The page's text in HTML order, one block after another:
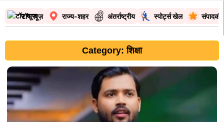
टॉप न्यूज़ राज्य-शहर अंतर्राष्ट्रीय स्पोर्ट्स खेल
Category: शिक्षा